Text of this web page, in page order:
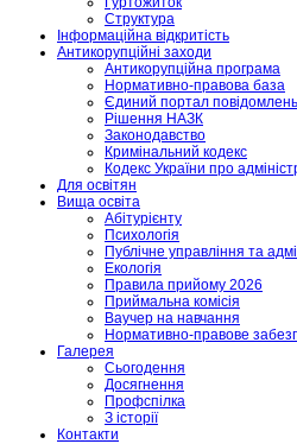
Структура
Інформаційна відкритість
Антикорупційні заходи
Антикорупційна програма
Нормативно-правова база
Єдиний портал повідомлень
Рішення НАЗК
Законодавство
Кримінальний кодекс
Кодекс України про
Для освітян
Вища освіта
Абітурієнту
Психологія
Публічне управління та
Екологія
Правила прийому 2026
Приймальна комісія
Ваучер на навчання
Нормативно-правове
Галерея
Сьогодення
Досягнення
Профспілка
З історії
Контакти